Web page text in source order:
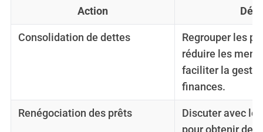
Action
Consolidation de dettes
Regrouper les
réduire les
faciliter la
finances.
Renégociation des prêts
Discuter avec
pour obtenir de